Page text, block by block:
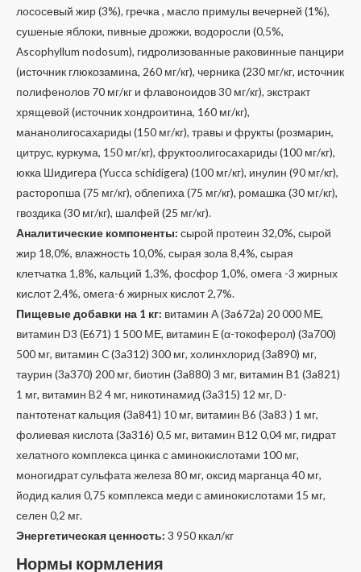
лососевый жир (3%), гречка , масло примулы вечерней (1%),
сушеные яблоки, пивные дрожжи, водоросли (0,5%,
Ascophyllum nodosum), гидролизованные раковинные панцири
(источник глюкозамина, 260 мг/кг), черника (230 мг/кг, источник
полифенолов 70 мг/кг и флавоноидов 30 мг/кг), экстракт
хрящевой (источник хондроитина, 160 мг/кг),
мананолигосахариды (150 мг/кг), травы и фрукты (розмарин,
цитрус, куркума, 150 мг/кг), фруктоолигосахариды (100 мг/кг),
юкка Шидигера (Yucca schidigera) (100 мг/кг), инулин (90 мг/кг),
расторопша (75 мг/кг), облепиха (75 мг/кг), ромашка (30 мг/кг),
гвоздика (30 мг/кг), шалфей (25 мг/кг).
Аналитические компоненты: сырой протеин 32,0%, сырой
жир 18,0%, влажность 10,0%, сырая зола 8,4%, сырая
клетчатка 1,8%, кальций 1,3%, фосфор 1,0%, омега -3 жирных
кислот 2,4%, омега-6 жирных кислот 2,7%.
Пищевые добавки на 1 кг: витамин A (3a672a) 20 000 МЕ,
витамин D3 (E671) 1 500 МЕ, витамин E (α-токоферол) (3a700)
500 мг, витамин C (3a312) 300 мг, холинхлорид (3a890) мг,
таурин (3a370) 200 мг, биотин (3a880) 3 мг, витамин B1 (3a821)
1 мг, витамин B2 4 мг, никотинамид (3a315) 12 мг, D-
пантотенат кальция (3a841) 10 мг, витамин B6 (3a83 ) 1 мг,
фолиевая кислота (3a316) 0,5 мг, витамин B12 0,04 мг, гидрат
хелатного комплекса цинка с аминокислотами 100 мг,
моногидрат сульфата железа 80 мг, оксид марганца 40 мг,
йодид калия 0,75 комплекса меди с аминокислотами 15 мг,
селен 0,2 мг.
Энергетическая ценность: 3 950 ккал/кг
Нормы кормления